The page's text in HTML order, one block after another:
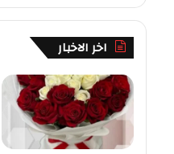
اخر الاخبار